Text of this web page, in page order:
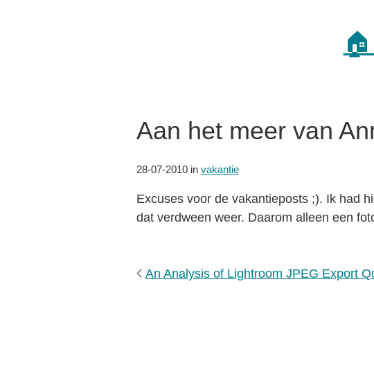
Aan het meer van
28-07-2010in vakantie
Excuses voor de vakantieposts ;). Ik had
dat verdween weer. Daarom alleen een
An Analysis of Lightroom JPEG Export